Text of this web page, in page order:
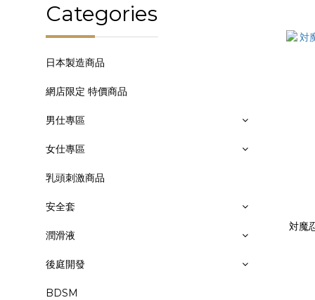
Categories
日本製造商品
網店限定 特價商品
男仕專區
女仕專區
乳頭刺激商品
安全套
潤滑液
後庭開發
BDSM
対魔